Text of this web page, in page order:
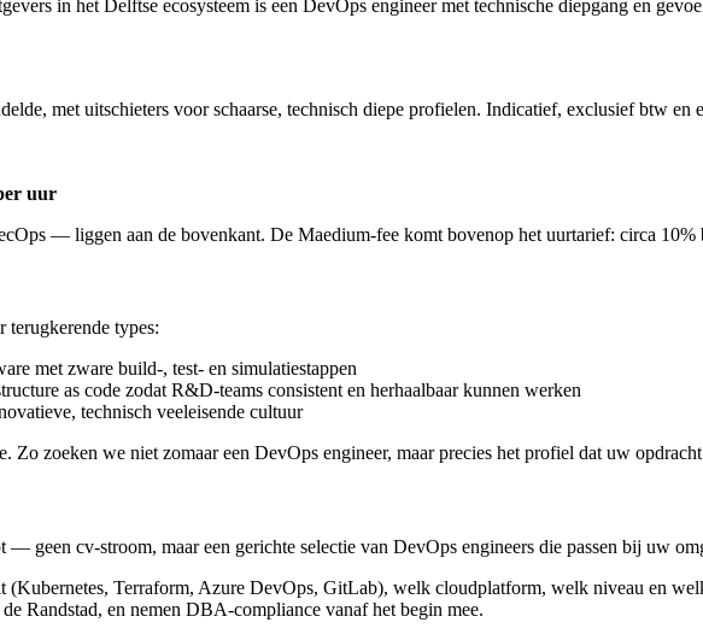
in het Delftse ecosysteem is een DevOps engineer met technische diepgang en
met uitschieters voor schaarse, technisch diepe profielen. Indicatief, exclusief btw en
uur
— liggen aan de bovenkant. De Maedium-fee komt bovenop het uurtarief: circa
types:
met zware build-, test- en simulatiestappen
as code zodat R&D-teams consistent en herhaalbaar kunnen werken
technisch veeleisende cultuur
Zo zoeken we niet zomaar een DevOps engineer, maar precies het profiel dat uw
geen cv-stroom, maar een gerichte selectie van DevOps engineers die passen bij uw
Terraform, Azure DevOps, GitLab), welk cloudplatform, welk niveau en
Randstad, en nemen DBA-compliance vanaf het begin mee.